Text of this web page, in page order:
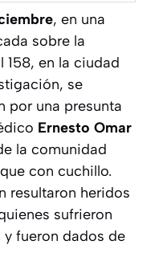
, en una
sobre la
en la ciudad
se
por una presunta
Ernesto Omar
la comunidad
con cuchillo.
resultaron heridos
sufrieron
fueron dados de